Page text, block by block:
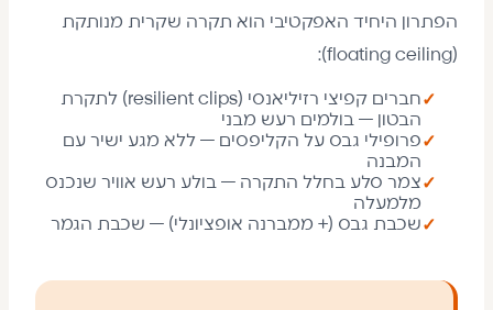
הפתרון היחיד האפקטיבי הוא תקרה שקרית מנותקת
(floating ceiling):
✓
חברים קפיצי רזיליאנסי (resilient clips) לתקרת
הבטון — בולמים רעש מבני
✓פרופילי גבס על הקליפסים — ללא מגע ישיר עם
המבנה
✓צמר סלע בחלל התקרה — בולע רעש אוויר שנכנס
מלמעלה
✓שכבת גבס (+ ממברנה אופציונלי) — שכבת הגמר